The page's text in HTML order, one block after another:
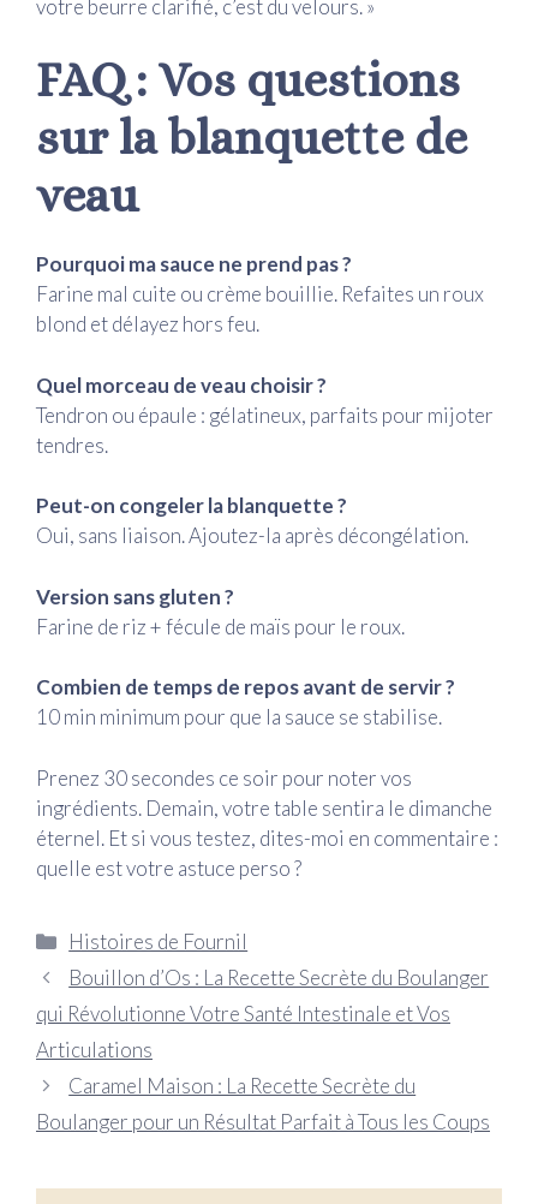
votre beurre clarifié, c’est du velours. »
FAQ : Vos questions
sur la blanquette de
veau
Pourquoi ma sauce ne prend pas ?
Farine mal cuite ou crème bouillie. Refaites un roux
blond et délayez hors feu.
Quel morceau de veau choisir ?
Tendron ou épaule : gélatineux, parfaits pour mijoter
tendres.
Peut-on congeler la blanquette ?
Oui, sans liaison. Ajoutez-la après décongélation.
Version sans gluten ?
Farine de riz + fécule de maïs pour le roux.
Combien de temps de repos avant de servir ?
10 min minimum pour que la sauce se stabilise.
Prenez 30 secondes ce soir pour noter vos
ingrédients. Demain, votre table sentira le dimanche
éternel. Et si vous testez, dites-moi en commentaire :
quelle est votre astuce perso ?
Catégories
Histoires de Fournil
Bouillon d’Os : La Recette Secrète du Boulanger
qui Révolutionne Votre Santé Intestinale et Vos
Articulations
Caramel Maison : La Recette Secrète du
Boulanger pour un Résultat Parfait à Tous les Coups